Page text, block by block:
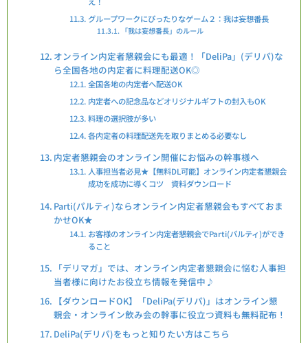
グループワークにぴったりなゲーム２：我は妄想番長
「我は妄想番長」のルール
オンライン内定者懇親会にも最適！「DeliPa」(デリパ)な
ら全国各地の内定者に料理配送OK◎
全国各地の内定者へ配送OK
内定者への記念品などオリジナルギフトの封入もOK
料理の選択肢が多い
各内定者の料理配送先を取りまとめる必要なし
内定者懇親会のオンライン開催にお悩みの幹事様へ
人事担当者必見★【無料DL可能】オンライン内定者懇親会
成功を成功に導くコツ 資料ダウンロード
Parti(パルティ)ならオンライン内定者懇親会もすべておま
かせOK★
お客様のオンライン内定者懇親会でParti(パルティ)ができ
ること
「デリマガ」では、オンライン内定者懇親会に悩む人事担
当者様に向けたお役立ち情報を発信中♪
【ダウンロードOK】「DeliPa(デリパ)」はオンライン懇
親会・オンライン飲み会の幹事に役立つ資料も無料配布！
DeliPa(デリパ)をもっと知りたい方はこちら